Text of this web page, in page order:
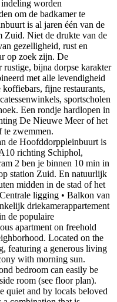
worden
om de badkamer te
is al jaren één van de
Zuid. Niet de drukte van de
gezelligheid, rust en
op zoek zijn. De
rustige, bijna dorpse karakter
met alle levendigheid
fijne restaurants,
sportscholen
Een rondje hardlopen in
De Nieuwe Meer of het
te zwemmen.
de Hoofddorppleinbuurt is
richting Schiphol,
2 ben je binnen 10 min in
station Zuid. En natuurlijk
midden in de stad of het
ligging • Balkon van
driekamerappartement
de populaire
apartment on freehold
Located on the
featuring a generous living
with morning sun.
bedroom can easily be
room (see floor plan).
quiet and by locals beloved